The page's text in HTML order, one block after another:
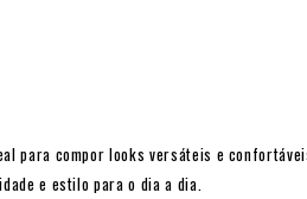
para compor looks versáteis e
e estilo para o dia a dia.